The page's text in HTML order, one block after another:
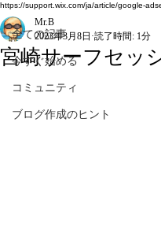
https://support.wix.com/ja/article/google-
全ての記事
今すぐ始める
コミュニティ
ブログ作成のヒント
宮崎サーフセッ
Mr.B
2023年3月8日 読了時間: 1分